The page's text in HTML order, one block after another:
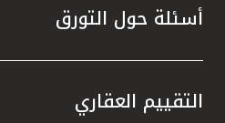
أسئلة حول التورق
التقييم العقاري